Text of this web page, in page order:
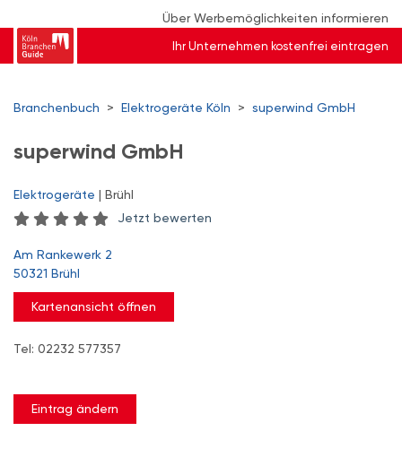
Über Werbemöglichkeiten informieren
Ihr Unternehmen kostenfrei eintragen
Branchenbuch > Elektrogeräte Köln > superwind GmbH
superwind GmbH
Elektrogeräte | Brühl
Jetzt bewerten
Am Rankewerk 2
50321 Brühl
Kartenansicht öffnen
Tel: 02232 577357
Eintrag ändern